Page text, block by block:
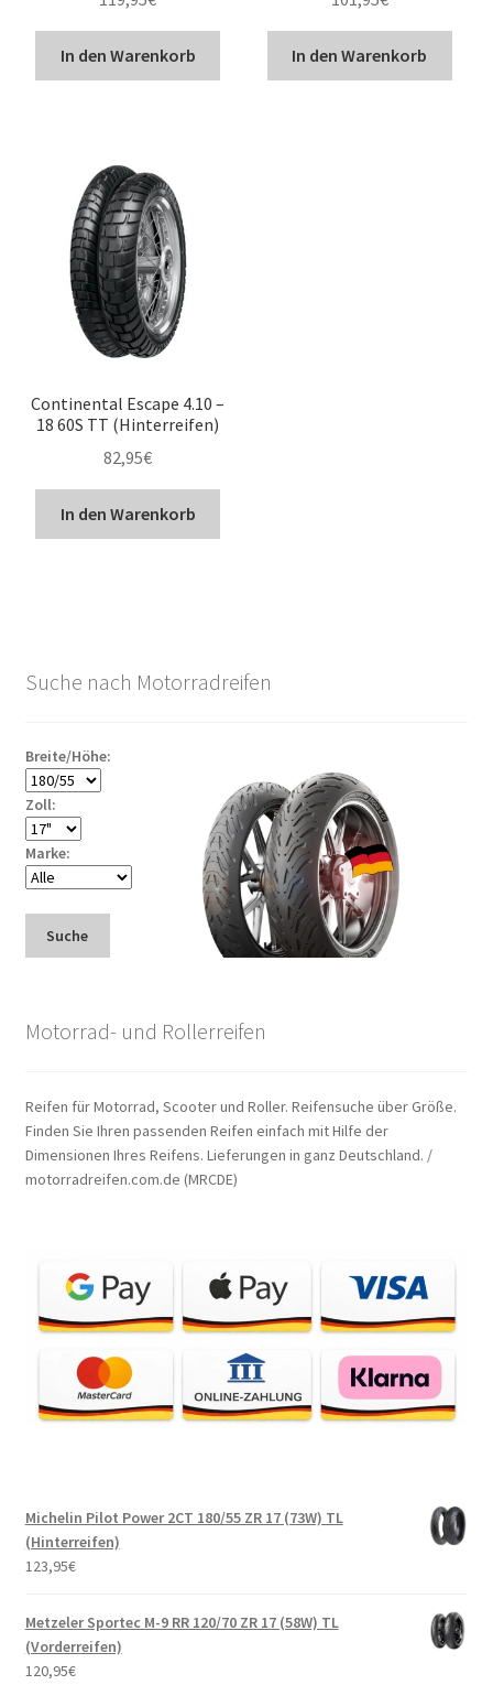
In den Warenkorb In den Warenkorb
Continental Escape 4.10 –
18 60S TT (Hinterreifen)
82,95€
In den Warenkorb
Suche nach Motorradreifen
Breite/Höhe:
Zoll:
Marke:
Suche
Motorrad- und Rollerreifen
Reifen für Motorrad, Scooter und Roller. Reifensuche über Größe.
Finden Sie Ihren passenden Reifen einfach mit Hilfe der
Dimensionen Ihres Reifens. Lieferungen in ganz Deutschland. /
motorradreifen.com.de (MRCDE)
Michelin Pilot Power 2CT 180/55 ZR 17 (73W) TL
(Hinterreifen)
123,95€
Metzeler Sportec M-9 RR 120/70 ZR 17 (58W) TL
(Vorderreifen)
120,95€